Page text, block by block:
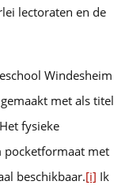
lectoraten en de
Windesheim
met als titel
fysieke
pocketformaat met
beschikbaar.[i] Ik